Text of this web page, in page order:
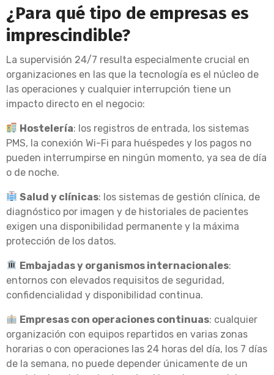
¿Para qué tipo de empresas es
imprescindible?
La supervisión 24/7 resulta especialmente crucial en
organizaciones en las que la tecnología es el núcleo de
las operaciones y cualquier interrupción tiene un
impacto directo en el negocio:
Hostelería: los registros de entrada, los sistemas
PMS, la conexión Wi-Fi para huéspedes y los pagos no
pueden interrumpirse en ningún momento, ya sea de día
o de noche.
Salud y clínicas: los sistemas de gestión clínica, de
diagnóstico por imagen y de historiales de pacientes
exigen una disponibilidad permanente y la máxima
protección de los datos.
Embajadas y organismos internacionales:
entornos con elevados requisitos de seguridad,
confidencialidad y disponibilidad continua.
Empresas con operaciones continuas: cualquier
organización con equipos repartidos en varias zonas
horarias o con operaciones las 24 horas del día, los 7 días
de la semana, no puede depender únicamente de un